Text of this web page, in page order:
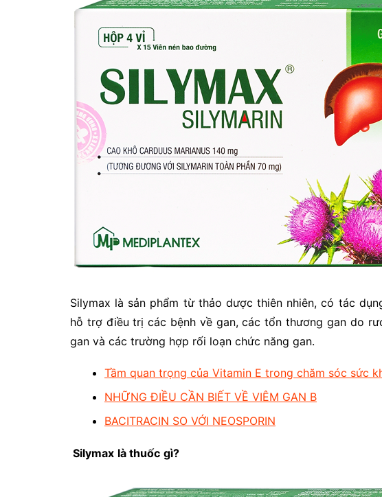
Silymax là sản phẩm từ thảo dược thiên nhiên, có tác
hỗ trợ điều trị các bệnh về gan, các tổn thương gan do
gan và các trường hợp rối loạn chức năng gan.
Tầm quan trọng của Vitamin E trong chăm sóc sức
NHỮNG ĐIỀU CẦN BIẾT VỀ VIÊM GAN B
BACITRACIN SO VỚI NEOSPORIN
Silymax là thuốc gì?